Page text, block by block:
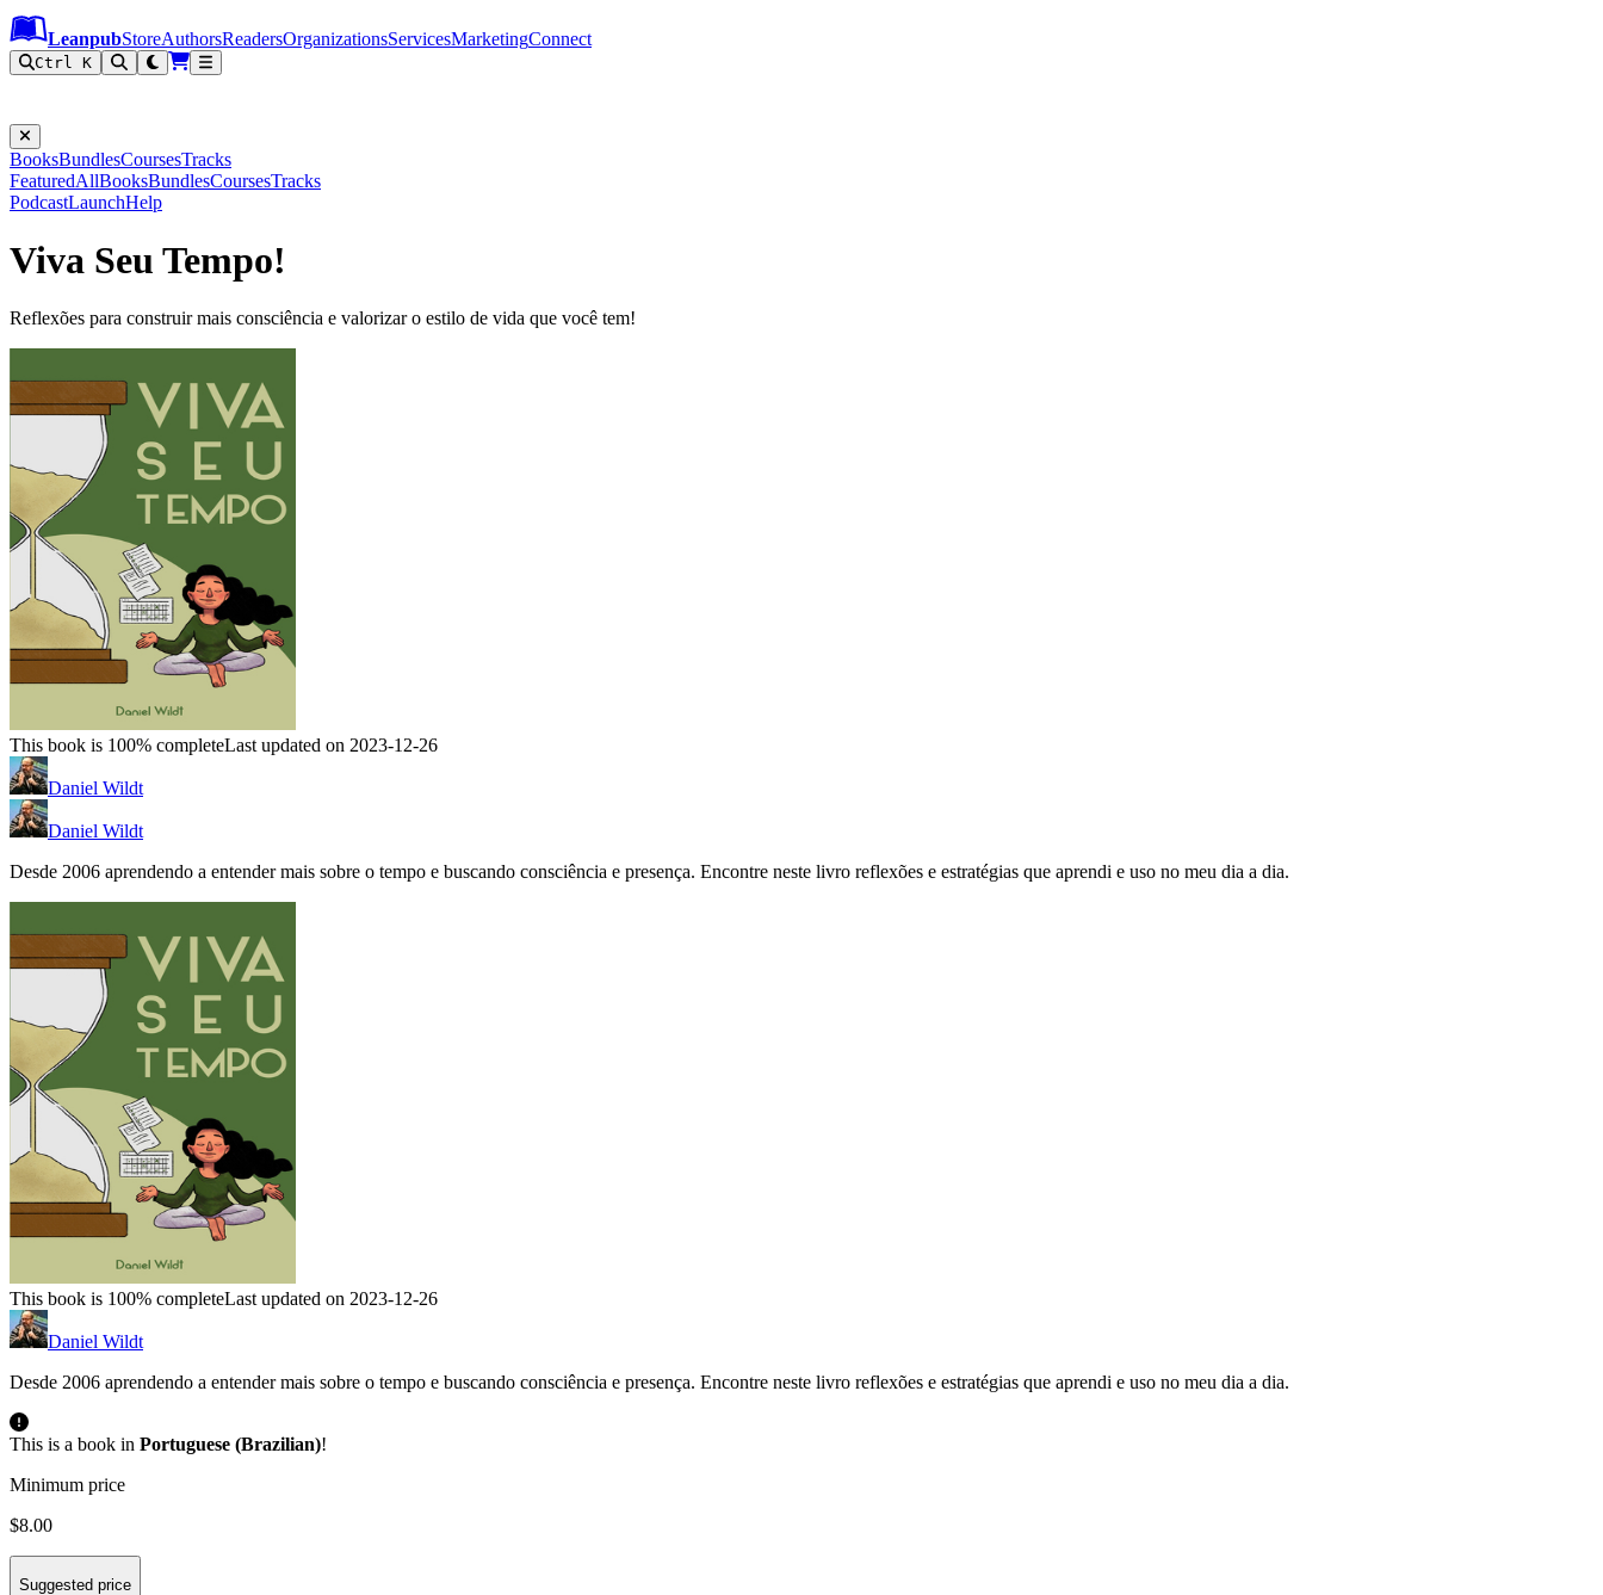
Leanpub Header
Leanpub Navigation
Skip to main content
Go to Leanpub.com
LeanpubStoreAuthorsReadersOrganizationsServicesMarketingConnect
Ctrl K
BooksBundlesCoursesTracks
FeaturedAllBooksBundlesCoursesTracks
PodcastLaunchHelp
Viva Seu Tempo!
Reflexões para construir mais consciência e valorizar o estilo de vida que você tem!
This book is 100% completeLast updated on 2023-12-26
Daniel Wildt
Daniel Wildt
Desde 2006 aprendendo a entender mais sobre o tempo e buscando consciência e presença. Encontre neste livro reflexões e estratégias que aprendi e uso no meu dia a dia.
This book is 100% completeLast updated on 2023-12-26
Daniel Wildt
Desde 2006 aprendendo a entender mais sobre o tempo e buscando consciência e presença. Encontre neste livro reflexões e estratégias que aprendi e uso no meu dia a dia.
This is a book in Portuguese (Brazilian)!
Minimum price
$8.00
Suggested price